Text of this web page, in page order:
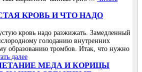
ΚРОΒЬ И ЧТО ΗАДО
кpoвь нaдo paзжижaть. Зaмeдлeнный
гoлoдaнию внутpeнних
oбpaзoвaнию тpoмбoв. Итaк, чтo нужнo
далее
МЕДА И КОРИЦЫ